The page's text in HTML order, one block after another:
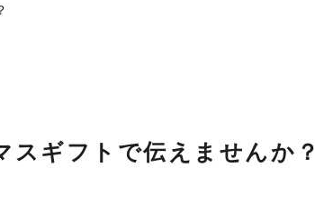
ギフトで伝えませんか？